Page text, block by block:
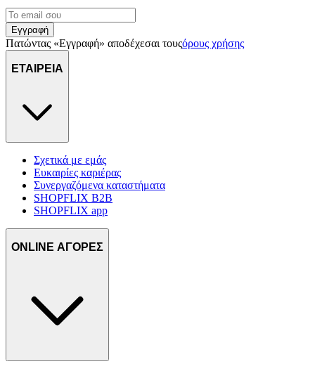
μας και την ανάπτυξη προϊόντων. Επίσης, κοινοποιούμε
πληροφορίες σχετικά με την από μέρους σας χρήση της
τοποθεσίας μας στους συνεργάτες μέσων κοινωνικής
δικτύωσης, διαφημίσεων και ανάλυσης.
Εγγραφή
Πατώντας «Εγγραφή» αποδέχεσαι τουςόρους χρήσης
ΕΤΑΙΡΕΙΑ
Σχετικά με εμάς
Ευκαιρίες καριέρας
Συνεργαζόμενα καταστήματα
SHOPFLIX B2B
SHOPFLIX app
ONLINE ΑΓΟΡΕΣ